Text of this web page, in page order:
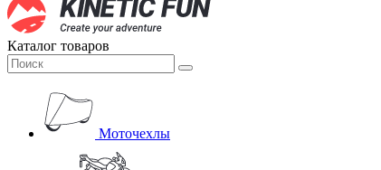
Каталог товаров
Моточехлы